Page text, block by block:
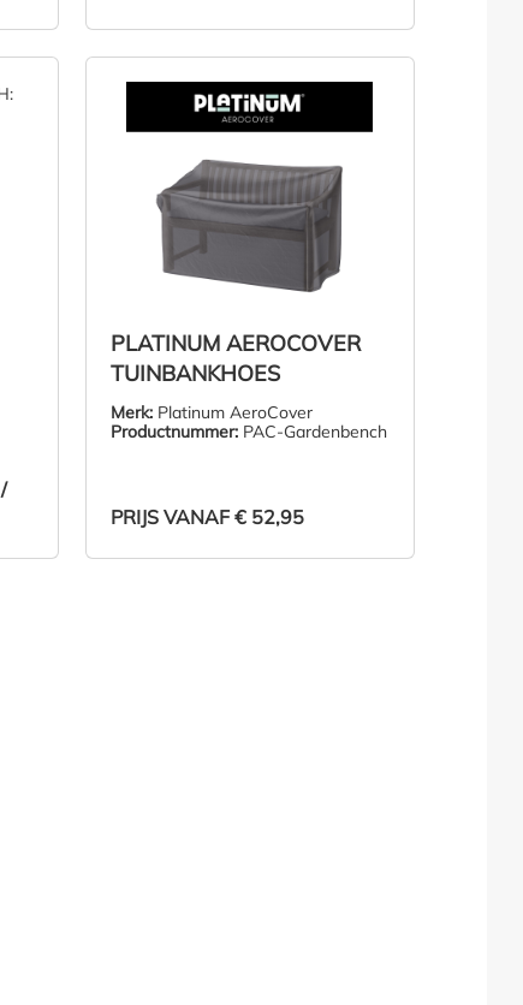
€ 63,00 IN DE WINKELMAND
PLATINUM AEROCOVER
TUINBANKHOES
Merk:Platinum AeroCover
Productnummer:PAC-Gardenbench
PRIJS VANAF € 52,95